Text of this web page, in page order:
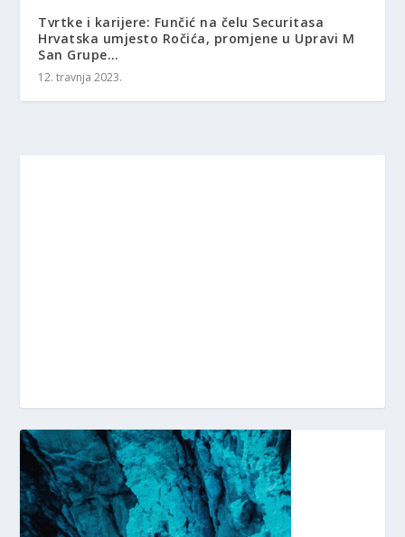
Tvrtke i karijere: Funčić na čelu Securitasa
Hrvatska umjesto Ročića, promjene u Upravi M
San Grupe…
12. travnja 2023.